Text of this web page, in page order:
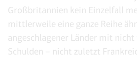
Großbritannien kein Einzelfall
mittlerweile eine ganze Reihe
angeschlagener Länder mit
Schulden – nicht zuletzt